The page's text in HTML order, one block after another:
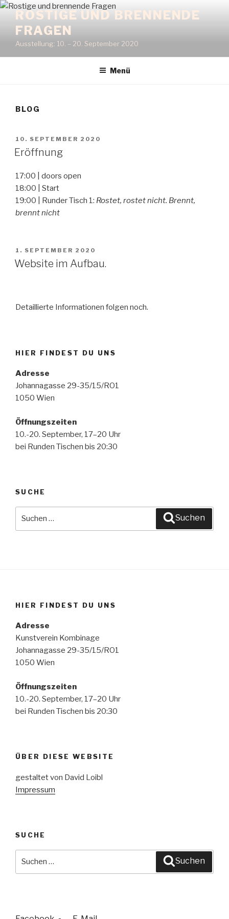
Zum
Inhalt
springen
ROSTIGE UND BRENNENDE
FRAGEN
Ausstellung: 10. – 20. September 2020
Menü
BLOG
VERÖFFENTLICHT
AM
10. SEPTEMBER 2020
Eröffnung
17:00 | doors open
18:00 | Start
19:00 | Runder Tisch 1: Rostet, rostet nicht. Brennt,
brennt nicht
VERÖFFENTLICHT
AM
1. SEPTEMBER 2020
Website im Aufbau.
Detaillierte Informationen folgen noch.
HIER FINDEST DU UNS
Adresse
Johannagasse 29-35/15/RO1
1050 Wien
Öffnungszeiten
10.-20. September, 17–20 Uhr
bei Runden Tischen bis 20:30
SUCHE
Suchen
HIER FINDEST DU UNS
Adresse
Kunstverein Kombinage
Johannagasse 29-35/15/RO1
1050 Wien
Öffnungszeiten
10.-20. September, 17–20 Uhr
bei Runden Tischen bis 20:30
ÜBER DIESE WEBSITE
gestaltet von David Loibl
Impressum
SUCHE
Suchen